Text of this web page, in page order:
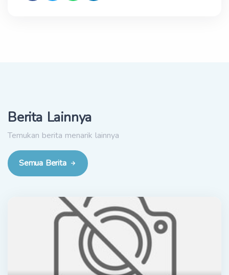
Berita Lainnya
Temukan berita menarik lainnya
Semua Berita